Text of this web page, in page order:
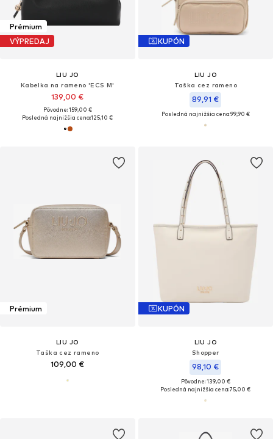
Prémium
VÝPREDAJ
LIU JO
Kabelka na rameno 'ECS M'
139,00 €
Pôvodne: 159,00 €
Posledná najnižšia cena:125,10 €
KUPÓN
LIU JO
Taška cez rameno
89,91 €
Posledná najnižšia cena:99,90 €
Prémium
LIU JO
Taška cez rameno
109,00 €
KUPÓN
LIU JO
Shopper
98,10 €
Pôvodne: 139,00 €
Posledná najnižšia cena:75,00 €